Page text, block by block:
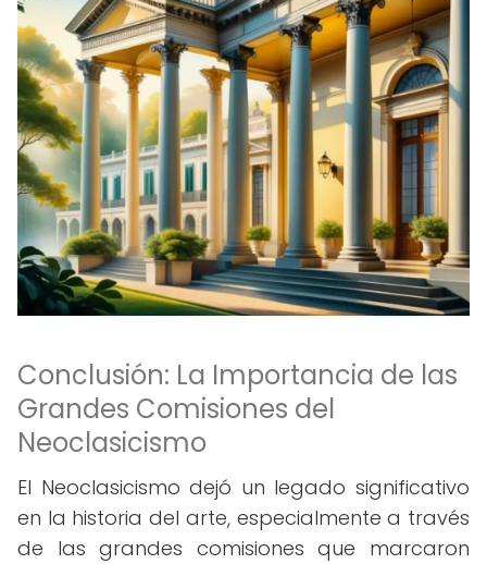
Conclusión: La Importancia de las
Grandes Comisiones del
Neoclasicismo
El Neoclasicismo dejó un legado significativo
en la historia del arte, especialmente a través
de las grandes comisiones que marcaron